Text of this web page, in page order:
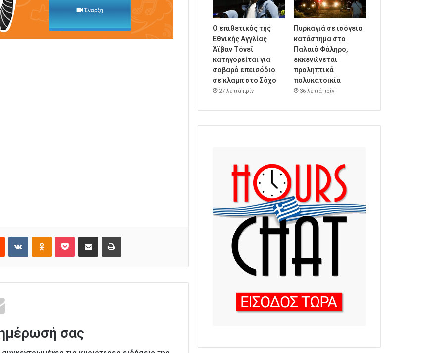
σας
Ο επιθετικός της
Εθνικής Αγγλίας
Άϊβαν Τόνεϊ
κατηγορείται για
σοβαρό επεισόδιο
σε κλαμπ στο Σόχο
27 λεπτά πρίν
Πυρκαγιά σε ισόγειο
κατάστημα στο
Παλαιό Φάληρο,
εκκενώνεται
προληπτικά
πολυκατοικία
36 λεπτά πρίν